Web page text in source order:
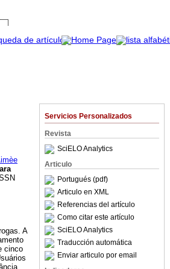
Servicios Personalizados
Revista
SciELO Analytics
Articulo
Portugués (pdf)
Articulo en XML
Referencias del artículo
Como citar este artículo
SciELO Analytics
Traducción automática
Enviar articulo por email
A
cinco